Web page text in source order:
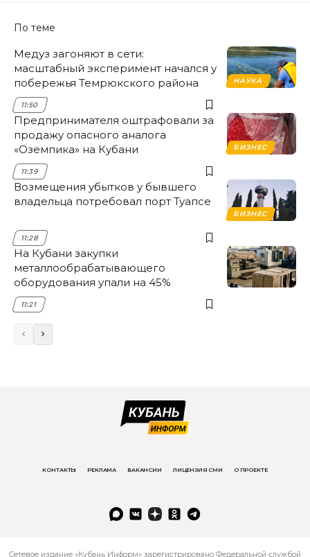
По теме
НАУКА
Медуз загоняют в сети:
масштабный эксперимент начался у
побережья Темрюкского района
11:50
БИЗНЕС
Предпринимателя оштрафовали за
продажу опасного аналога
«Оземпика» на Кубани
11:39
БИЗНЕС
Возмещения убытков у бывшего
владельца потребовал порт Туапсе
11:28
На Кубани закупки
металлообрабатывающего
оборудования упали на 45%
11:21
КОНТАКТЫ РЕКЛАМА ВАКАНСИИ ЛИЦЕНЗИЯ СМИ О ПРОЕКТЕ
Сетевое издание «Кубань Информ» зарегистрировано Федеральной службой